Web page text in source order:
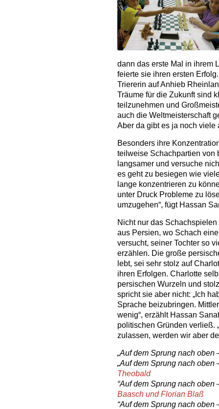
dann das erste Mal in ihrem
feierte sie ihren ersten
Triererin auf Anhieb
Träume für die Zukunft sind
teilzunehmen und
auch die Weltmeisterschaft
Aber da gibt es ja noch viele
Besonders ihre
teilweise Schachpartien von
langsamer und versuche
es geht zu besiegen wie
lange konzentrieren zu
unter Druck Probleme zu
umzugehen“, fügt Hassan
Nicht nur das
aus Persien, wo Schach
versucht, seiner Tochter so
erzählen. Die große
lebt, sei sehr stolz auf
ihren Erfolgen. Charlotte
persischen Wurzeln und
spricht sie aber nicht: „Ich
Sprache beizubringen.
wenig“, erzählt Hassan
politischen Gründen verließ.
zulassen, werden wir aber
„Auf dem Sprung nach oben
„Auf dem Sprung nach oben
Theobald
“Auf dem Sprung nach oben
Baasch und Florian Blaß
“Auf dem Sprung nach oben